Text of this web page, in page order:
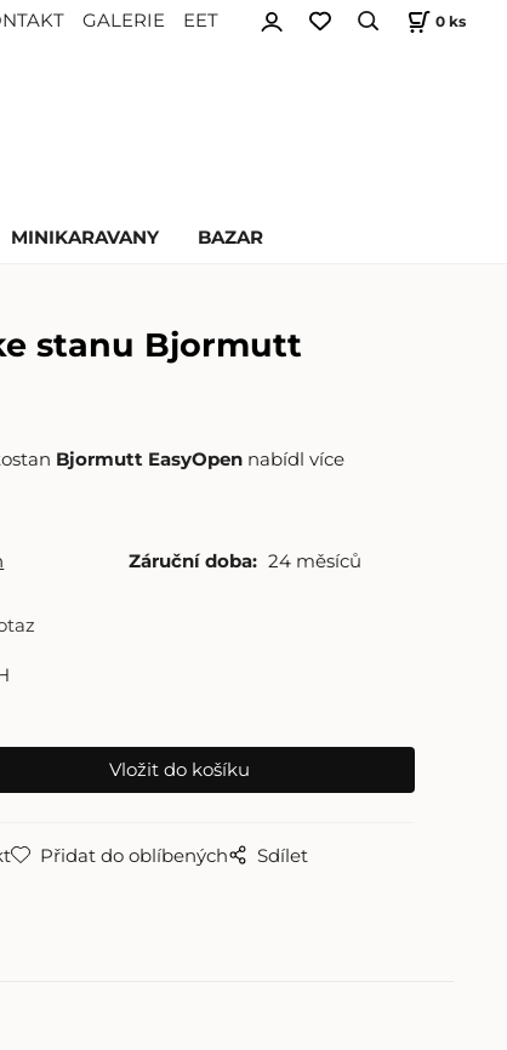
GALERIE EET 0 ks
MINIKARAVANY BAZAR
stanu Bjormutt
Bjormutt EasyOpen nabídl více
Záruční doba: 24 měsíců
Přidat do oblíbených Sdílet